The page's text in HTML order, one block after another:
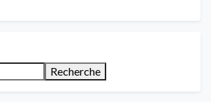
Recherche